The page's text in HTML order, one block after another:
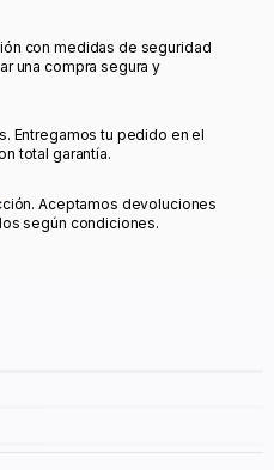
con medidas de seguridad
una compra segura y
Entregamos tu pedido en el
total garantía.
Aceptamos devoluciones
según condiciones.